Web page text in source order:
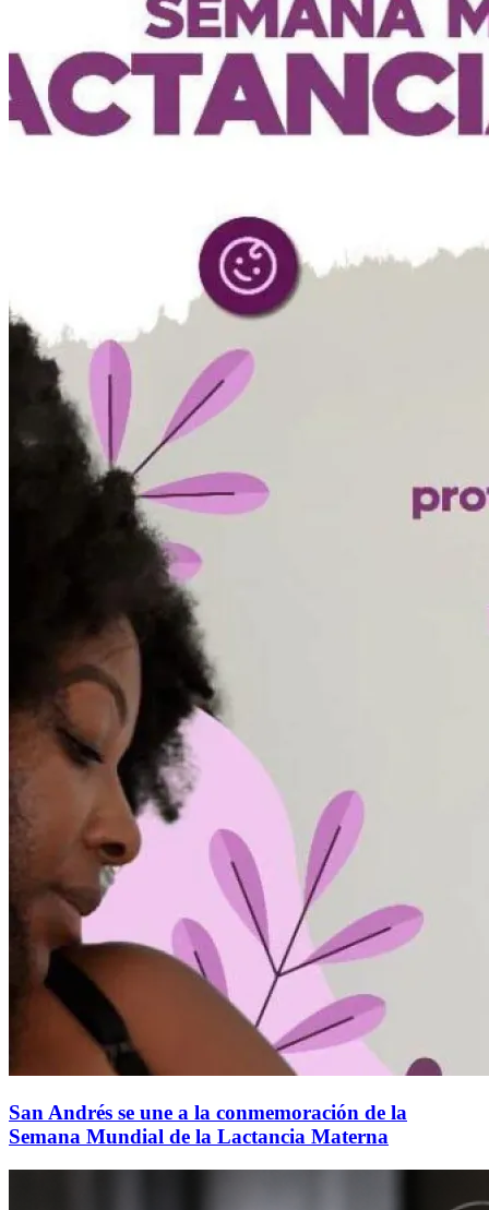
San Andrés se une a la conmemoración de la
Semana Mundial de la Lactancia Materna